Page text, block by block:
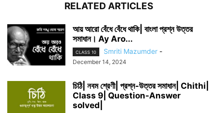
RELATED ARTICLES
আয় আরো বেঁধে বেঁধে থাকি| বাংলা প্রশ্ন উত্তর
সমাধান। Ay Aro...
CLASS 10 Smriti Mazumder -
December 14, 2024
চিঠি| নবম শ্রেণী| প্রশ্ন-উত্তর সমাধান| Chithi|
Class 9| Question-Answer
solved|